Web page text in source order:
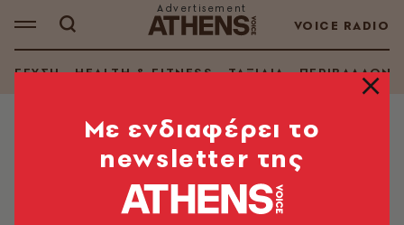
VOICE RADIO
ΓΕΥΣΗ HEALTH & FITNESS ΤΑΞΙΔΙΑ ΠΕΡΙΒΑΛΛΟΝ
Κέικ με κόκκινες μάντολες
Κεφαλονιάς
Mε ενδιαφέρει το
newsletter της